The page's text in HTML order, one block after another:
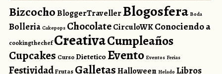
BizcochoBloggerTravellerBlogosfera Boda
Bolleria Cakepops ChocolateCirculoWKConociendo a
cookingthechef CreativaCumpleaños
Cupcakes CursoDietetico Evento Eventos Ferias
FestividadFrutas GalletasHalloween Helado Libros